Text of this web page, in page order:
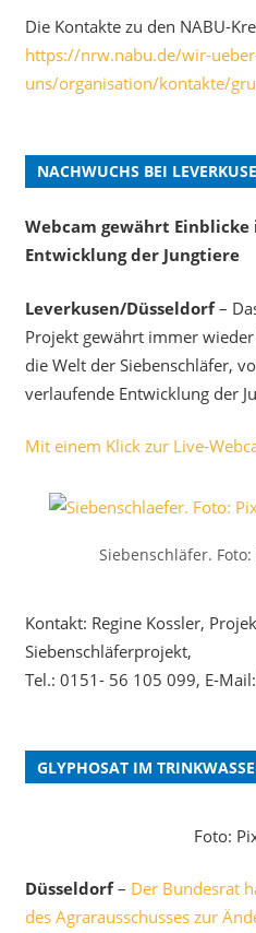
Die Kontakte zu den NABU-
https://nrw.nabu.de/wir-
uns/organisation/kontakte/
NACHWUCHS BEI
Webcam gewährt
Entwicklung der Jungtiere
Leverkusen/Düsseldorf–
Projekt gewährt immer
die Welt der Siebenschläfer,
verlaufende Entwicklung der
Mit einem Klick zur Live-
Siebenschläfer. Foto:
Kontakt: Regine Kossler,
Siebenschläferprojekt,
Tel.: 0151- 56 105 099, E-Mail:
GLYPHOSAT IM
Foto:
Düsseldorf– Der Bundesrat
des Agrarausschusses zur